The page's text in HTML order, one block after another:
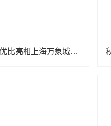
KUB可优比亮相上海万象城，引领自然式养育新风尚